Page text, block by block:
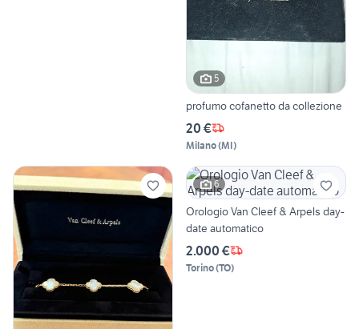
5
profumo cofanetto da collezione
20 €
Milano(MI)
6
Orologio Van Cleef & Arpels day-
date automatico
2.000 €
Torino(TO)